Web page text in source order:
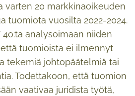
varten 20 markkinaoikeuden
tuomiota vuosilta 2022-2024.
4o:ta analysoimaan niiden
tuomioista ei ilmennyt
tekemiä johtopäätelmiä tai
Todettakoon, että tuomion
vaativaa juridista työtä,